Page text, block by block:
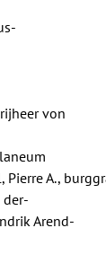
von
Pierre A.,
der-
Arend-